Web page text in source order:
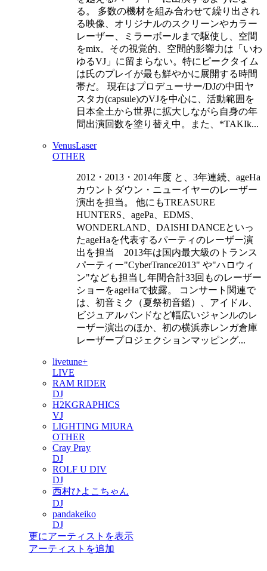
る。 多数の機材を組み合わせて繰り出され
る映像、オリジナルのスクリーンやカラー
レーザー、ミラーボールまで駆使し、空間
をmix。その視覚的、空間的影響力は「いわ
ゆるVJ」に留まらない。特にピークタイム
は氏のプレイが最も鮮やかに展開する時間
帯だ。 現在はプロデューサー/DJの中田ヤ
スタカ(capsule)のVJを中心に、活動範囲を
日本全土から世界に拡大しながら自身の年
間出演回数を塗り替え中。また、*TAKIk...
VenusLaser
OTHER
2012・2013・2014年度 と、3年連続、ageHa
カウントダウン・ニューイヤーのレーザー
演出を担当。 他にもTREASURE
HUNTERS、agePa、EDMS、
WONDERLAND、DAISHI DANCEといっ
たageHaを代表するパーティのレーザー演
出を担当 2013年は国内最大級のトランス
パーティー"CyberTrance2013" や"ハロウィ
ン"なども担当し年間合計33回ものレーザー
ショーをageHaで披露。 コンサート関連で
は、初音ミク（夏祭初音鑑）、アイドル、
ビジュアルバンドなど幅広いジャンルのレ
ーザー演出のほか、初の横浜赤レンガ倉庫
レーザープロジェクションマッピング...
livetune+
LIVE
RAM RIDER
DJ
H2KGRAPHICS
VJ
LIGHTING MIURA
OTHER
Cray Pray
DJ
ROLF U DIV
DJ
西村ひよこちゃん
DJ
pandakeiko
DJ
更にアーティストを表示
アーティストを追加